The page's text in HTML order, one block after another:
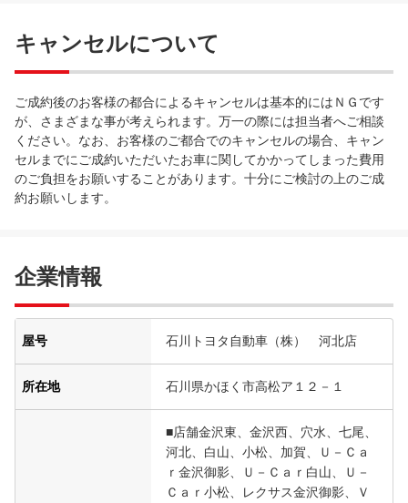
キャンセルについて
ご成約後のお客様の都合によるキャンセルは基本的にはＮＧです
が、さまざまな事が考えられます。万一の際には担当者へご相談
ください。なお、お客様のご都合でのキャンセルの場合、キャン
セルまでにご成約いただいたお車に関してかかってしまった費用
のご負担をお願いすることがあります。十分にご検討の上のご成
約お願いします。
企業情報
屋号 石川トヨタ自動車（株） 河北店
所在地 石川県かほく市高松ア１２－１
■店舗金沢東、金沢西、穴水、七尾、
河北、白山、小松、加賀、Ｕ－Ｃａ
ｒ金沢御影、Ｕ－Ｃａｒ白山、Ｕ－
Ｃａｒ小松、レクサス金沢御影、Ｖ